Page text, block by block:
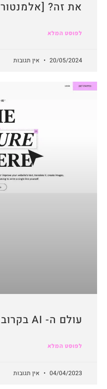
את זה? [אלמנטור 3.22]
לפוסט המלא
20/05/2024 אין תגובות
עולם ה- AI בקרוב באלמנטור!
לפוסט המלא
04/04/2023 אין תגובות